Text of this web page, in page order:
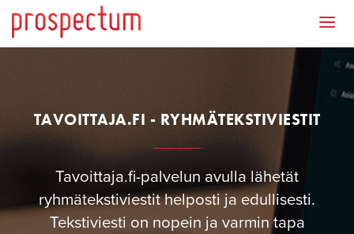
TAVOITTAJA.FI - RYHMÄTEKSTIVIESTIT
Tavoittaja.fi-palvelun avulla lähetät
ryhmätekstiviestit helposti ja edullisesti.
Tekstiviesti on nopein ja varmin tapa